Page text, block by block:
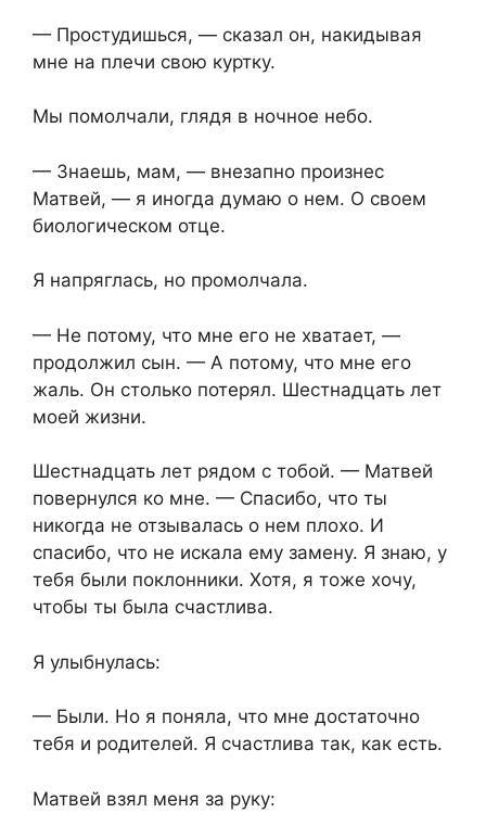
— Простудишься, — сказал он, накидывая
мне на плечи свою куртку.
Мы помолчали, глядя в ночное небо.
— Знаешь, мам, — внезапно произнес
Матвей, — я иногда думаю о нем. О своем
биологическом отце.
Я напряглась, но промолчала.
— Не потому, что мне его не хватает, —
продолжил сын. — А потому, что мне его
жаль. Он столько потерял. Шестнадцать лет
моей жизни.
Шестнадцать лет рядом с тобой. — Матвей
повернулся ко мне. — Спасибо, что ты
никогда не отзывалась о нем плохо. И
спасибо, что не искала ему замену. Я знаю, у
тебя были поклонники. Хотя, я тоже хочу,
чтобы ты была счастлива.
Я улыбнулась:
— Были. Но я поняла, что мне достаточно
тебя и родителей. Я счастлива так, как есть.
Матвей взял меня за руку: